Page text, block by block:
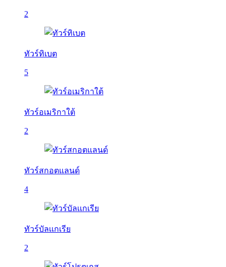
2
ทัวร์ทิเบต
5
ทัวร์อเมริกาใต้
2
ทัวร์สกอตแลนด์
4
ทัวร์บัลเเกเรีย
2